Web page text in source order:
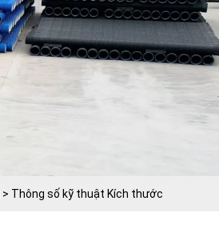
> Thông số kỹ thuật Kích thước